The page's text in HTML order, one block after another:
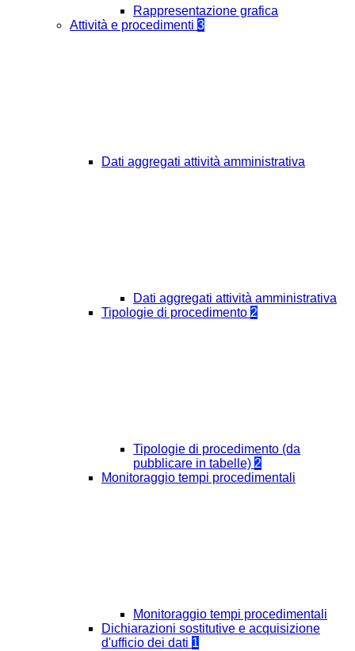
Rappresentazione grafica
Attività e procedimenti 3
Dati aggregati attività amministrativa
Dati aggregati attività amministrativa
Tipologie di procedimento 2
Tipologie di procedimento (da
pubblicare in tabelle) 2
Monitoraggio tempi procedimentali
Monitoraggio tempi procedimentali
Dichiarazioni sostitutive e acquisizione
d'ufficio dei dati 1